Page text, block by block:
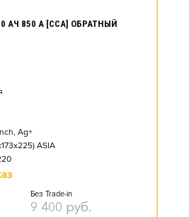
АЧ 850 А [CCA] ОБРАТНЫЙ
Ag+
ASIA
Без Trade-in
9 400 руб.